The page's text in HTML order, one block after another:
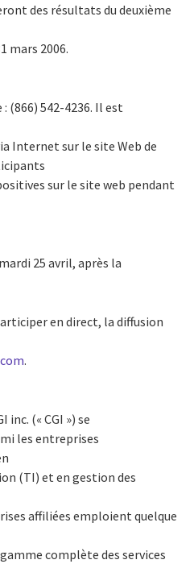
des résultats du deuxième
mars 2006.
(866) 542-4236. Il est
Internet sur le site Web de
sur le site web pendant
25 avril, après la
en direct, la diffusion
.
inc. (« CGI ») se
les entreprises
(TI) et en gestion des
affiliées emploient quelque
complète des services